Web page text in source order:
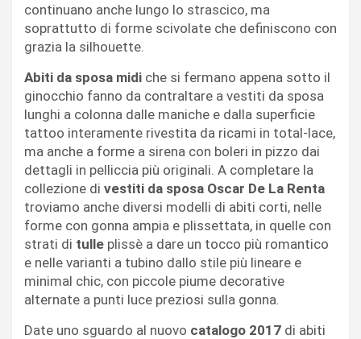
continuano anche lungo lo strascico, ma
soprattutto di forme scivolate che definiscono con
grazia la silhouette.
Abiti da sposa midi che si fermano appena sotto il
ginocchio fanno da contraltare a vestiti da sposa
lunghi a colonna dalle maniche e dalla superficie
tattoo interamente rivestita da ricami in total-lace,
ma anche a forme a sirena con boleri in pizzo dai
dettagli in pelliccia più originali. A completare la
collezione di vestiti da sposa Oscar De La Renta
troviamo anche diversi modelli di abiti corti, nelle
forme con gonna ampia e plissettata, in quelle con
strati di tulle plissè a dare un tocco più romantico
e nelle varianti a tubino dallo stile più lineare e
minimal chic, con piccole piume decorative
alternate a punti luce preziosi sulla gonna.
Date uno sguardo al nuovo catalogo 2017 di abiti